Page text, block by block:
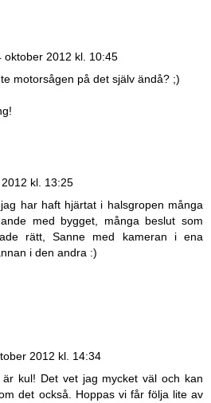
oktober 2012 kl. 10:45
motorsågen på det själv ändå? ;)
kl. 13:25
har haft hjärtat i halsgropen många
med bygget, många beslut som
rätt, Sanne med kameran i ena
i den andra :)
2012 kl. 14:34
kul! Det vet jag mycket väl och kan
det också. Hoppas vi får följa lite av